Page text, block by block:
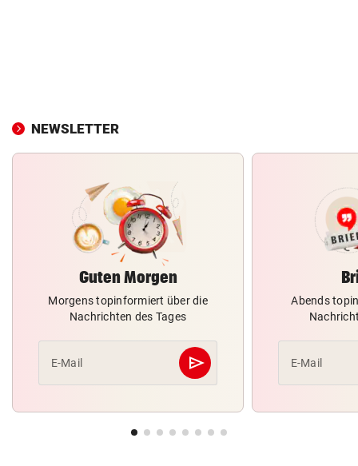
NEWSLETTER
Guten Morgen
Morgens topinformiert über die
Nachrichten des Tages
E-Mail send
Abschicken
Abends
E-Mail